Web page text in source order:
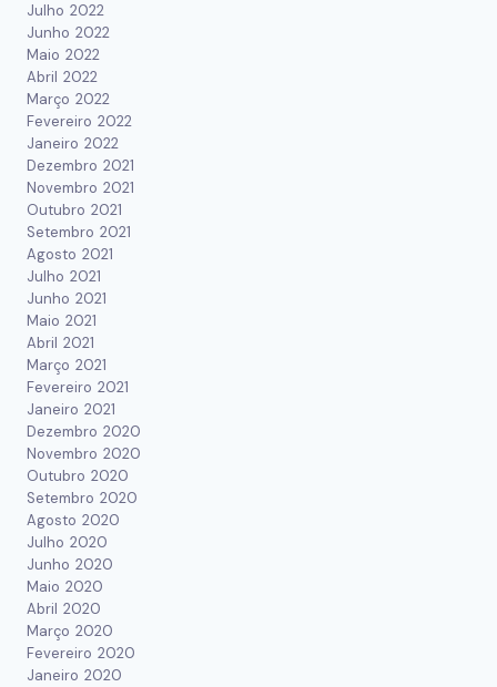
Julho 2022
Junho 2022
Maio 2022
Abril 2022
Março 2022
Fevereiro 2022
Janeiro 2022
Dezembro 2021
Novembro 2021
Outubro 2021
Setembro 2021
Agosto 2021
Julho 2021
Junho 2021
Maio 2021
Abril 2021
Março 2021
Fevereiro 2021
Janeiro 2021
Dezembro 2020
Novembro 2020
Outubro 2020
Setembro 2020
Agosto 2020
Julho 2020
Junho 2020
Maio 2020
Abril 2020
Março 2020
Fevereiro 2020
Janeiro 2020